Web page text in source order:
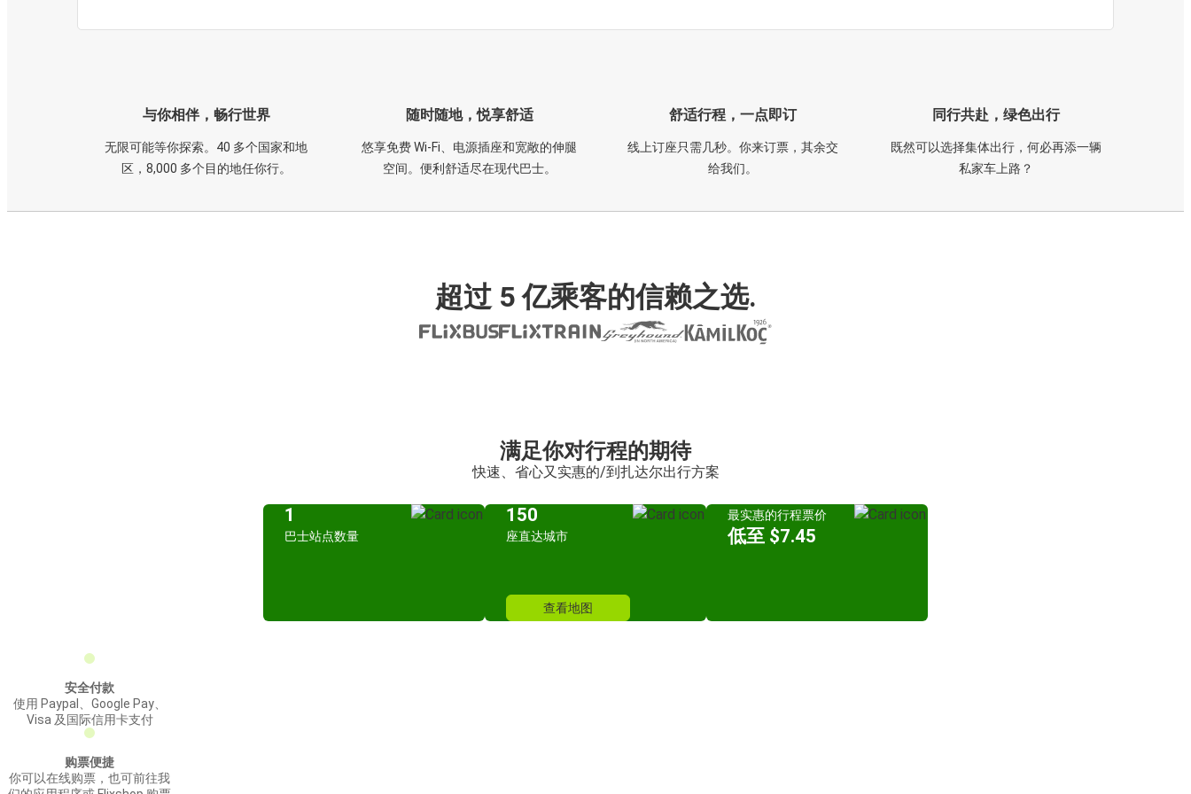
与你相伴，畅行世界
无限可能等你探索。40 多个国家和地
区，8,000 多个目的地任你行。
随时随地，悦享舒适
悠享免费 Wi-Fi、电源插座和宽敞的伸腿
空间。便利舒适尽在现代巴士。
舒适行程，一点即订
线上订座只需几秒。你来订票，其余交
给我们。
同行共赴，绿色出行
既然可以选择集体出行，何必再添一辆
私家车上路？
超过 5 亿乘客的信赖之选.
满足你对行程的期待
快速、省心又实惠的/到扎达尔出行方案
1
巴士站点数量
150
座直达城市
查看地图
最实惠的行程票价
低至 $7.45
安全付款
使用 Paypal、Google Pay、
Visa 及国际信用卡支付
购票便捷
你可以在线购票，也可前往我